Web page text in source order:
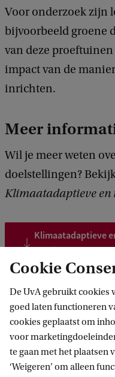
Voor onderzoek zijn
bijvoorbeeld groene
van deze
impact van de
inrichten.
Meer
Wil je meer weten
doelstellingen?
Klimaatadaptieve en
Klimaatadaptieve
27 p.)
Volg
Cookie
De UvA gebruikt cookies
goed laten functioneren
cookies geplaatst om
voor
te gaan met het plaatsen
‘Weigeren’ om alleen